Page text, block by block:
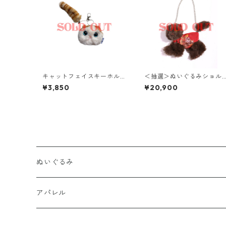
キャットフェイスキーホル
ダー
¥3,850
＜抽選＞ぬいぐるみショル
ダーバッグ( NO,1 / small )
¥20,900
ぬいぐるみ
置きぬいぐるみ
アパレル